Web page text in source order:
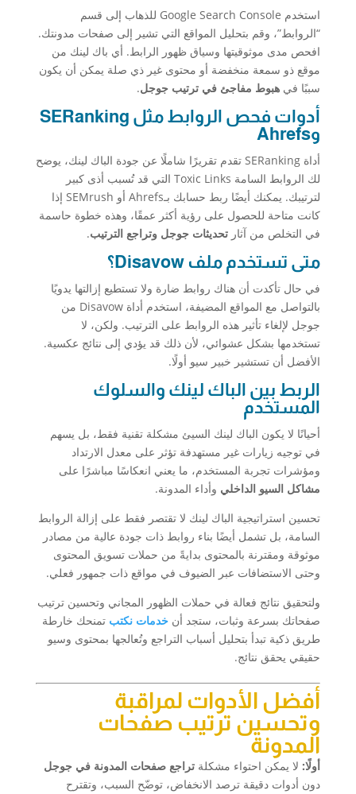
استخدم Google Search Console للذهاب إلى قسم
“الروابط”، وقم بتحليل المواقع التي تشير إلى صفحات مدونتك.
افحص مدى موثوقيتها وسياق ظهور الرابط. أي باك لينك من
موقع ذو سمعة منخفضة أو محتوى غير ذي صلة يمكن أن يكون
سببًا في هبوط مفاجئ في ترتيب جوجل.
أدوات فحص الروابط مثل SERanking
وAhrefs
أداة SERanking تقدم تقريرًا شاملًا عن جودة الباك لينك، يوضح
لك الروابط السامة Toxic Links التي قد تُسبب أذى كبير
لترتيبك. يمكنك أيضًا ربط حسابك بـAhrefs أو SEMrush إذا
كانت متاحة للحصول على رؤية أكثر عمقًا، وهذه خطوة حاسمة
في التخلص من آثار تحديثات جوجل وتراجع الترتيب.
متى تستخدم ملف Disavow؟
في حال تأكدت أن هناك روابط ضارة ولا تستطيع إزالتها يدويًا
بالتواصل مع المواقع المضيفة، استخدم أداة Disavow من
جوجل لإلغاء تأثير هذه الروابط على الترتيب. ولكن، لا
تستخدمها بشكل عشوائي، لأن ذلك قد يؤدي إلى نتائج عكسية.
الأفضل أن تستشير خبير سيو أولًا.
الربط بين الباك لينك والسلوك
المستخدم
أحيانًا لا يكون الباك لينك السيئ مشكلة تقنية فقط، بل يسهم
في توجيه زيارات غير مستهدفة تؤثر على معدل الارتداد
ومؤشرات تجربة المستخدم، ما يعني انعكاسًا مباشرًا على
مشاكل السيو الداخلي وأداء المدونة.
تحسين استراتيجية الباك لينك لا تقتصر فقط على إزالة الروابط
السامة، بل تشمل أيضًا بناء روابط ذات جودة عالية من مصادر
موثوقة ومقترنة بالمحتوى بدايةً من حملات تسويق المحتوى
وحتى الاستضافات عبر الضيوف في مواقع ذات جمهور فعلي.
ولتحقيق نتائج فعالة في حملات الظهور المجاني وتحسين ترتيب
صفحاتك بسرعة وثبات، ستجد أن خدمات نكتب تمنحك خارطة
طريق ذكية تبدأ بتحليل أسباب التراجع وتُعالجها بمحتوى وسيو
حقيقي يحقق نتائج.
أفضل الأدوات لمراقبة
وتحسين ترتيب صفحات
المدونة
أولًا: لا يمكن احتواء مشكلة تراجع صفحات المدونة في جوجل
دون أدوات دقيقة ترصد الانخفاض، توضّح السبب، وتقترح